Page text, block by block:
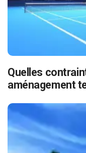
Quelles
aménagement